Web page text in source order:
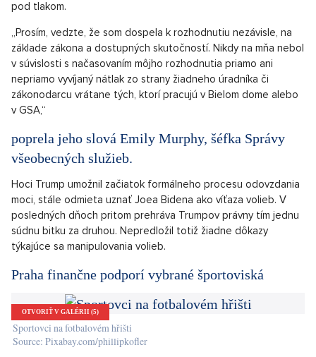
Bílý dům ve Washingtonu
Správa všeobecných služieb (GSA) informovala novo
zvoleného prezidenta Joe Bidena, že je pripravená zahájiť
formálny proces prevzatia moci. Ide o uznanie Bidenovho
víťazstva zo strany kľúčovej vládnej agentúry. Deje sa tak viac
než dva týždne po tom, ako bol vyhlásený víťaz volieb. K celej
Donald Trump. Ten vyhlásil, že je v záujme krajiny, aby Správa
všeobecných služieb a jej tím urobili, čo je treba urobiť. Pripojil
pod tlakom.
„Prosím, vedzte, že som dospela k rozhodnutiu nezávisle, na
základe zákona a dostupných skutočností. Nikdy na mňa nebol
v súvislosti s načasovaním môjho rozhodnutia priamo ani
zákonodarcu vrátane tých, ktorí pracujú v Bielom dome alebo
poprela jeho slová Emily Murphy, šéfka Správy
všeobecných služieb.